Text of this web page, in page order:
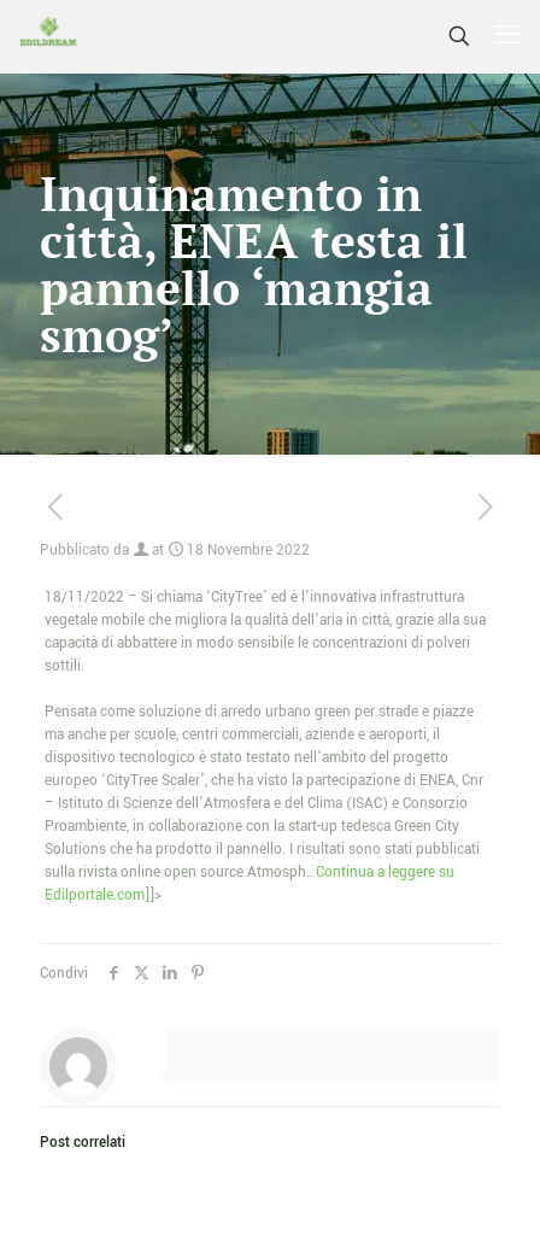
Inquinamento in
città, ENEA testa il
pannello ‘mangia
smog’
Pubblicato da at 18 Novembre 2022
18/11/2022 – Si chiama ‘CityTree’ ed è l’innovativa infrastruttura
vegetale mobile che migliora la qualità dell’aria in città, grazie alla sua
capacità di abbattere in modo sensibile le concentrazioni di polveri
sottili.
Pensata come soluzione di arredo urbano green per strade e piazze
ma anche per scuole, centri commerciali, aziende e aeroporti, il
dispositivo tecnologico è stato testato nell’ambito del progetto
europeo ‘CityTree Scaler’, che ha visto la partecipazione di ENEA, Cnr
– Istituto di Scienze dell’Atmosfera e del Clima (ISAC) e Consorzio
Proambiente, in collaborazione con la start-up tedesca Green City
Solutions che ha prodotto il pannello. I risultati sono stati pubblicati
sulla rivista online open source Atmosph…Continua a leggere su
Edilportale.com]]>
Condivi
Post correlati